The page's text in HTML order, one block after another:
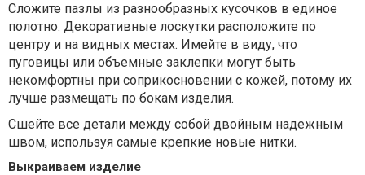
Сложите пазлы из разнообразных кусочков в единое
полотно. Декоративные лоскутки расположите по
центру и на видных местах. Имейте в виду, что
пуговицы или объемные заклепки могут быть
некомфортны при соприкосновении с кожей, потому их
лучше размещать по бокам изделия.
Сшейте все детали между собой двойным надежным
швом, используя самые крепкие новые нитки.
Выкраиваем изделие